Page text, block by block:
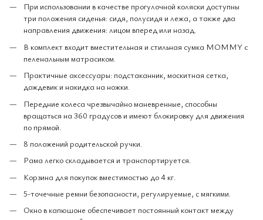
При использовании в качестве прогулочной коляски доступны
три положения сиденья: сидя, полусидя и лежа, а также два
направления движения: лицом вперед или назад.
В комплект входит вместительная и стильная сумка MOMMY с
пеленальным матрасиком.
Практичные аксессуары: подстаканник, москитная сетка,
дождевик и накидка на ножки.
Передние колеса чрезвычайно маневренные, способны
вращаться на 360 градусов и имеют блокировку для движения
по прямой.
8 положений родительской ручки.
Рама легко складывается и транспортируется.
Корзина для покупок вместимостью до 4 кг.
5-точечные ремни безопасности, регулируемые, с мягкими.
Окно в капюшоне обеспечивает постоянный контакт между